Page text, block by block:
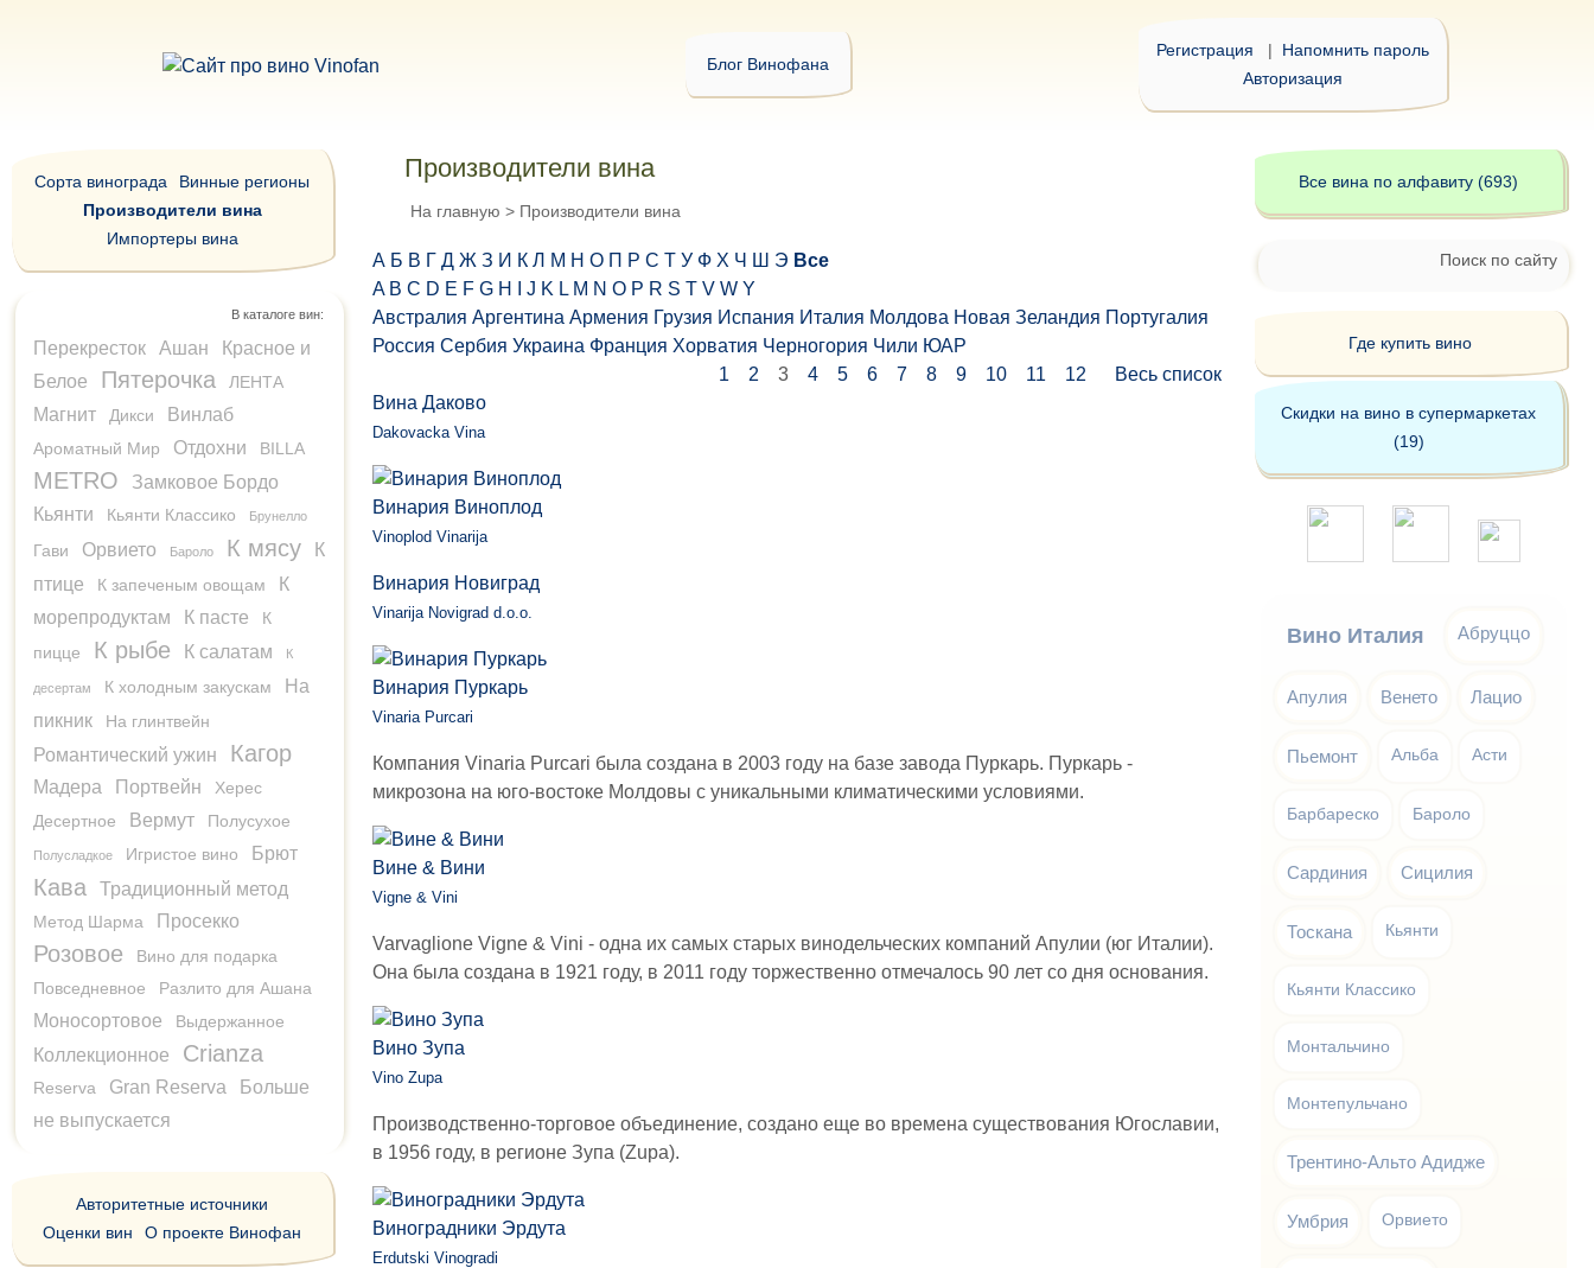
Блог Винофана
Регистрация | Напомнить пароль
Авторизация
Производители вина
На главную >Производители вина
А Б В Г Д Ж З И К Л М Н О П Р С Т У Ф Х Ч Ш Э Все
A B C D E F G H J K L M N O P R S T V W Y
Австралия Аргентина Армения Грузия Испания Италия Молдова Новая Зеландия Португалия
Россия Сербия Украина Франция Хорватия Черногория Чили ЮАР
1
2 34 5 6 7 8 9 10 11 12
Весь список
Вина Даково
Dakovacka Vina
Винария Виноплод
Vinoplod Vinarija
Винария Новиград
Vinarija Novigrad d.o.o.
Винария Пуркарь
Vinaria Purcari
Компания Vinaria Purcari была создана в 2003 году на базе завода Пуркарь. Пуркарь -
микрозона на юго-востоке Молдовы с уникальными климатическими условиями.
Вине & Вини
Vigne & Vini
Varvaglione Vigne & Vini - одна их самых старых винодельческих компаний Апулии (юг Италии).
Она была создана в 1921 году, в 2011 году торжественно отмечалось 90 лет со дня основания.
Вино Зупа
Vino Zupa
Производственно-торговое объединение, создано еще во времена существования Югославии,
в 1956 году, в регионе Зупа (Zupa).
Виноградники Эрдута
Erdutski Vinogradi
Сорта винограда
Винные регионы
Производители вина
Импортеры вина
В каталоге вин:
Перекресток Ашан
Красное и
Белое
Пятерочка ЛЕНТА
Магнит Дикси Винлаб
Ароматный Мир Отдохни BILLA
METRO
Замковое Бордо
Кьянти
Кьянти Классико Брунелло
Гави Орвието Бароло К мясу
К
птице
К запеченым овощам
К
морепродуктам
К пасте
К
пицце
К рыбе К салатам К
десертам К холодным закускам
На
пикник
На глинтвейн
Романтический ужин Кагор
Мадера Портвейн
Херес
Десертное
Вермут Полусухое
Полусладкое Игристое вино Брют
Кава Традиционный метод
Метод Шарма Просекко
Розовое
Вино для подарка
Повседневное
Разлито для Ашана
Моносортовое Выдержанное
Коллекционное Crianza
Reserva Gran Reserva
Больше
не выпускается
Авторитетные источники
Оценки вин
О проекте Винофан
Все вина по алфавиту (693)
Поиск по сайту
Где купить вино
Скидки на вино в супермаркетах
(19)
Вино Италия Абруццо
Апулия Венето Лацио
Пьемонт Альба Асти
Барбареско Бароло
Сардиния Сицилия
Тоскана Кьянти
Кьянти Классико
Монтальчино
Монтепульчано
Трентино-Альто Адидже
Умбрия Орвието